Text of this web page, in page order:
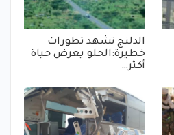
الدلنج تشهد تطورات
خطيرة:الحلو يعرض حياة
أكثر…